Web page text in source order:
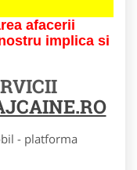
afacerii
implica si
- platforma